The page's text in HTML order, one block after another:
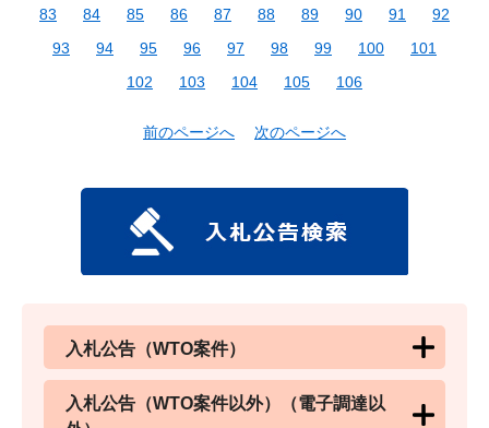
83
84 85 86 87 88 89 90 91
92
93
94 95 96 97 98 99 100
101
102
103 104 105 106
前のページへ 次のページへ
入札公告（WTO案件）
入札公告（WTO案件以外）（電子調達以